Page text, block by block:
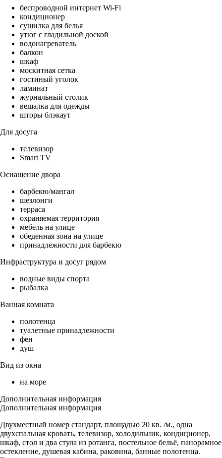
беспроводной интернет Wi-Fi
кондиционер
сушилка для белья
утюг с гладильной доской
водонагреватель
балкон
шкаф
москитная сетка
гостиный уголок
ламинат
журнальный столик
вешалка для одежды
шторы блэкаут
Для досуга
телевизор
Smart TV
Оснащение двора
барбекю/мангал
шезлонги
терраса
охраняемая территория
мебель на улице
обеденная зона на улице
принадлежности для барбекю
Инфраструктура и досуг рядом
водные виды спорта
рыбалка
Ванная комната
полотенца
туалетные принадлежности
фен
душ
Вид из окна
на море
Дополнительная информация
Дополнительная информация
Двухместный номер стандарт, площадью 20 кв. /м., одна
двухспальная кровать, телевизор, холодильник, кондиционер,
шкаф, стол и два стула из ротанга, постельное бельё, панорамное
остекление, душевая кабина, раковина, банные полотенца.